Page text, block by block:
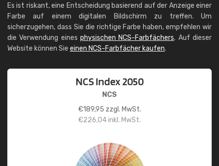
Es ist riskant, eine Entscheidung basierend auf der Anzeige einer
Farbe auf einem digitalen Bildschirm zu treffen. Um
sicherzugehen, dass Sie die richtige Farbe haben, empfehlen wir
die Verwendung eines physischen NCS-Farbfächers. Auf dieser
Website können Sie einen NCS-Farbfächer kaufen.
NCS Index 2050
NCS
€189,95 zzgl. MwSt.
€226,04inkl. MwSt.